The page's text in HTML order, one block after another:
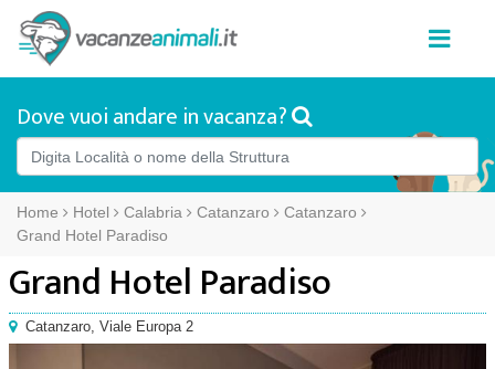
Dove vuoi andare in vacanza?
Home Hotel Calabria Catanzaro
Catanzaro
Grand Hotel Paradiso
Grand Hotel Paradiso
Catanzaro, Viale Europa 2